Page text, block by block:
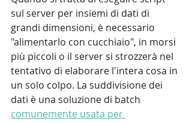
sul server per insiemi di dati di
grandi dimensioni, è necessario
"alimentarlo con cucchiaio", in morsi
più piccoli o il server si strozzerà nel
tentativo di elaborare l'intera cosa in
un solo colpo. La suddivisione dei
dati è una soluzione di batch
comunemente usata per